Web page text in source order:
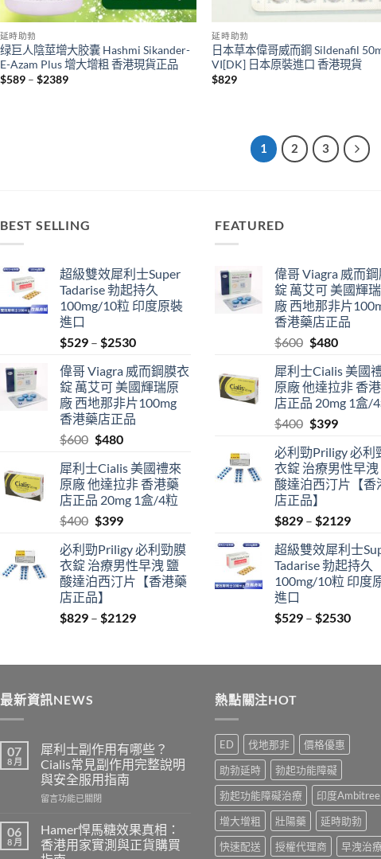
延時助勃
绿巨人陰莖增大胶囊 Hashmi Sikander-
E-Azam Plus 增大增粗 香港現貨正品
$589 – $2389Price
延時助勃
日本草本偉哥威而鋼 Sildenafil
VI[DK] 日本原裝進口 香港現貨
$829
1 2 3
BEST SELLING
超級雙效犀利士Super
Tadarise 勃起持久
100mg/10粒 印度原裝
進口
$529 – $2530Price
$529
through
$2530
偉哥 Viagra 威而鋼膜衣
錠 萬艾可 美國輝瑞原
廠 西地那非片100mg
香港藥店正品
$600 Original
was:
$600.
$480Current
is:
$480.
犀利士Cialis 美國禮來
原廠 他達拉非 香港藥
店正品 20mg 1盒/4粒
$400 Original
was:
$400.
$399Current
is:
$399.
必利勁Priligy 必利勁膜
衣錠 治療男性早洩 鹽
酸達泊西汀片【香港藥
店正品】
$829 – $2129Price
through
FEATURED
偉哥 Viagra 威而
錠 萬艾可 美國輝
廠 西地那非片
香港藥店正品
$600 Original
was:
$600.
$480Current
is:
$480.
犀利士Cialis 美國
原廠 他達拉非 香
店正品 20mg 1盒/
$400 Original
was:
$400.
$399Current
is:
$399.
必利勁Priligy 必利
衣錠 治療男性早洩
酸達泊西汀片【香
店正品】
$829 – $2129Price
$829
超級雙效犀利士
Tadarise 勃起持久
100mg/10粒 印度
進口
$529 – $2530Price
最新資訊NEWS
07
8 月
犀利士副作用有哪些？
Cialis常見副作用完整說明
與安全服用指南
在
利
士
副
留言功能已關閉
06
8 月
Hamer悍馬糖效果真相：
香港用家實測與正貨購買
熱點關注HOT
ED 伐地那非
價格優惠
助勃延時
勃起功能障礙
勃起功能障礙治療
印度Ambitree
增大增粗
壯陽藥
延時助勃
快速配送
授權代理商
早洩治